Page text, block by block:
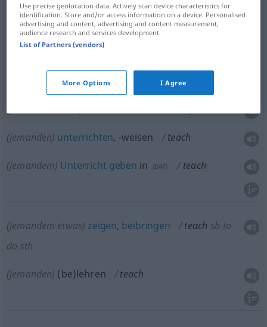
lehren,unterrichten,Unterrichtgebenin
teach subject
(jemanden etwas)
(jemanden) unterrichten, -weisen teach
(jemandem) Unterricht geben in (DAT) teach
(jemandem etwas) zeigen, beibringen teach sb to
do sth
(jemanden) (be)lehren teach
Use precise geolocation data. Actively scan device characteristics for
identification. Store and/or access information on a device. Personalised
advertising and content, advertising and content measurement,
audience research and services development.
List of Partners (vendors)
More Options I Agree